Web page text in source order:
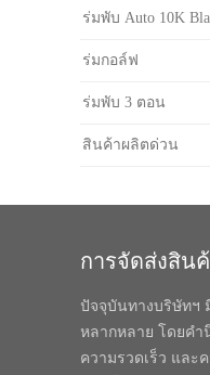
ร่มพับ Auto 10K
ร่มกอล์ฟ
ร่มพับ 3 ตอน
สินค้าผลิตด่วน
การจัดส่งสิน
ปัจจุบันทางบริษัทฯ
หลากหลาย โดยคำ
ความรวดเร็ว และ